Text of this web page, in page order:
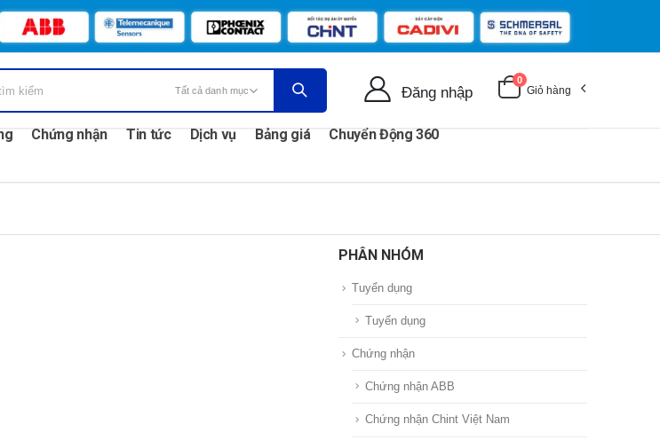
Đăng nhập
0
Giỏ hàng
Chứng nhận Tin tức Dịch vụ Bảng giá Chuyển Động 360
PHÂN NHÓM
Tuyển dụng
Tuyển dụng
Chứng nhận
Chứng nhận ABB
Chứng nhận Chint Việt Nam